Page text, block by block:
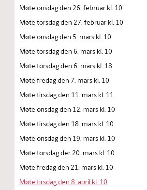
Møte onsdag den 26. februar kl. 10
Møte torsdag den 27. februar kl. 10
Møte onsdag den 5. mars kl. 10
Møte torsdag den 6. mars kl. 10
Møte torsdag den 6. mars kl. 18
Møte fredag den 7. mars kl. 10
Møte tirsdag den 11. mars kl. 11
Møte onsdag den 12. mars kl. 10
Møte tirsdag den 18. mars kl. 10
Møte onsdag den 19. mars kl. 10
Møte torsdag der 20. mars kl. 10
Møte fredag den 21. mars kl. 10
Møte tirsdag den 8. april kl. 10